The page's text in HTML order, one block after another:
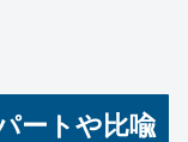
ートや比喩